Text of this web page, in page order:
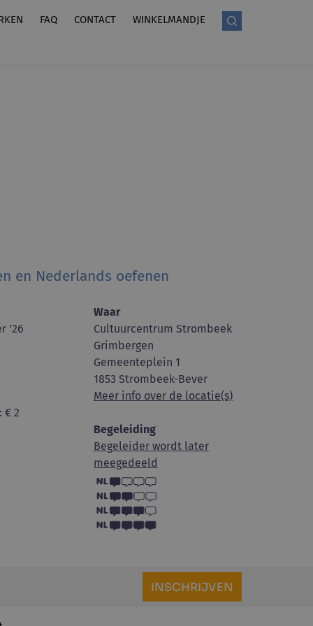
FAQ CONTACT WINKELMANDJE
en Nederlands oefenen
'26
€ 2
Waar
Cultuurcentrum Strombeek
Grimbergen
Gemeenteplein 1
1853 Strombeek-Bever
Meer info over de locatie(s)
Begeleiding
Begeleider wordt later
meegedeeld
INSCHRIJVEN